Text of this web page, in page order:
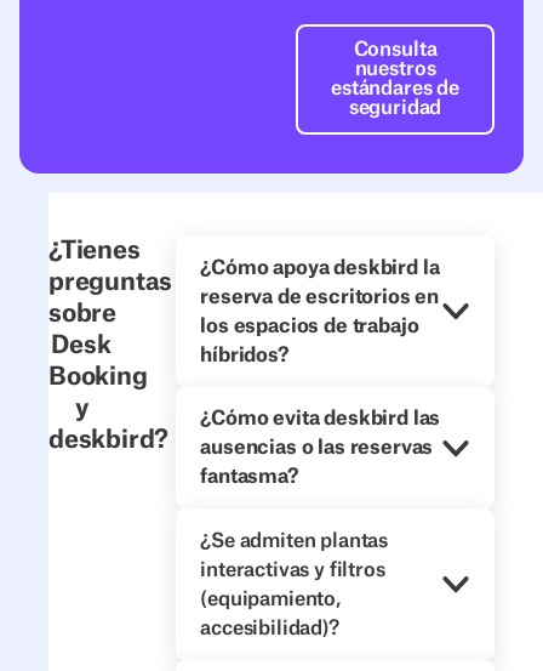
Consulta
Consulta
nuestros
estándares de
seguridad
¿Tienes
preguntas
sobre
Desk
Booking
y
deskbird?
¿Cómo apoya deskbird la
reserva de escritorios en
los espacios de trabajo
híbridos?
¿Cómo evita deskbird las
ausencias o las reservas
fantasma?
¿Se admiten plantas
interactivas y filtros
(equipamiento,
accesibilidad)?